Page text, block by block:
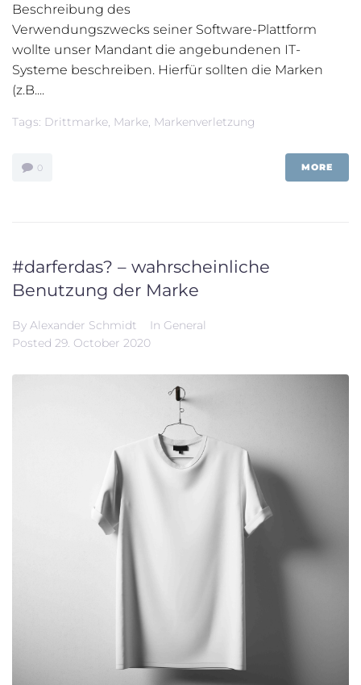
Beschreibung des
Verwendungszwecks seiner Software-Plattform
wollte unser Mandant die angebundenen IT-
Systeme beschreiben. Hierfür sollten die Marken
(z.B....
Tags: Drittmarke Marke Markenverletzung
0 MORE
#darferdas? – wahrscheinliche
Benutzung der Marke
By Alexander Schmidt In General
Posted 29. October 2020